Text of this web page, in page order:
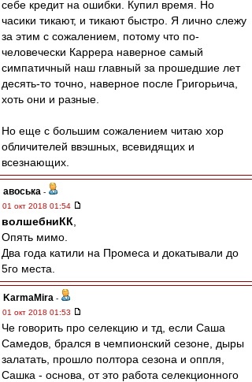
себе кредит на ошибки. Купил время. Но
часики тикают, и тикают быстро. Я лично слежу
за этим с сожалением, потому что по-
человечески Каррера наверное самый
симпатичный наш главный за прошедшие лет
десять-то точно, наверное после Григорьича,
хоть они и разные.
Но еще с большим сожалением читаю хор
обличителей ввэшных, всевидящих и
всезнающих.
авоська -
01 окт 2018 01:54
волшебниКК
Опять мимо.
Два года катили на Промеса и докатывали до
5го места.
KarmaMira -
01 окт 2018 01:53
Че говорить про селекцию и тд, если Саша
Самедов, брался в чемпионский сезоне, дыры
залатать, прошло полтора сезона и оппля,
Сашка - основа, от это работа селекционного